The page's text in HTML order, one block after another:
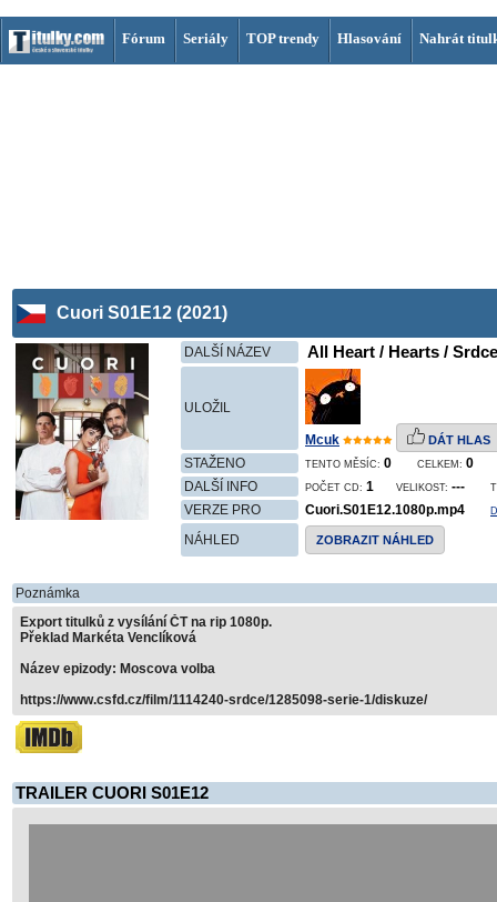
Fórum Seriály TOP trendy Hlasování Nahrát
Cuori S01E12 (2021)
DALŠÍ NÁZEV All Heart / Hearts /
ULOŽIL
Mcuk DÁT HLAS
STAŽENO TENTO MĚSÍC: 0 CELKEM: 0
DALŠÍ INFO
POČET CD: 1 VELIKOST: ---
VERZE PRO Cuori.S01E12.1080p.mp4
NÁHLED ZOBRAZIT NÁHLED
Poznámka
Export titulků z vysílání ČT na rip 1080p.
Překlad Markéta Venclíková
Název epizody: Moscova volba
https://www.csfd.cz/film/1114240-srdce/1285098-serie-1/diskuze/
TRAILER CUORI S01E12